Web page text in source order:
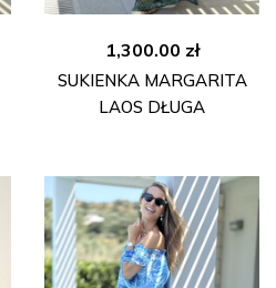
1,300.00 zł
SUKIENKA MARGARITA
LAOS DŁUGA